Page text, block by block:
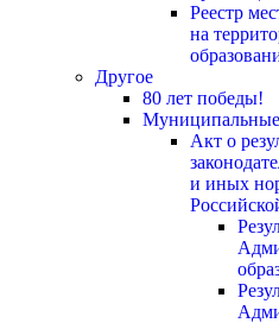
Реестр
на
Другое
80 лет победы!
Муниципальные
Акт о
и иных